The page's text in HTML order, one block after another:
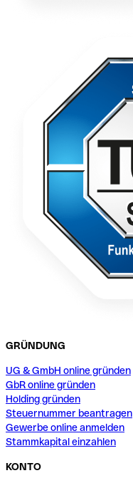
GRÜNDUNG
UG & GmbH online gründen
GbR online gründen
Holding gründen
Steuernummer beantragen
Gewerbe online anmelden
Stammkapital einzahlen
KONTO